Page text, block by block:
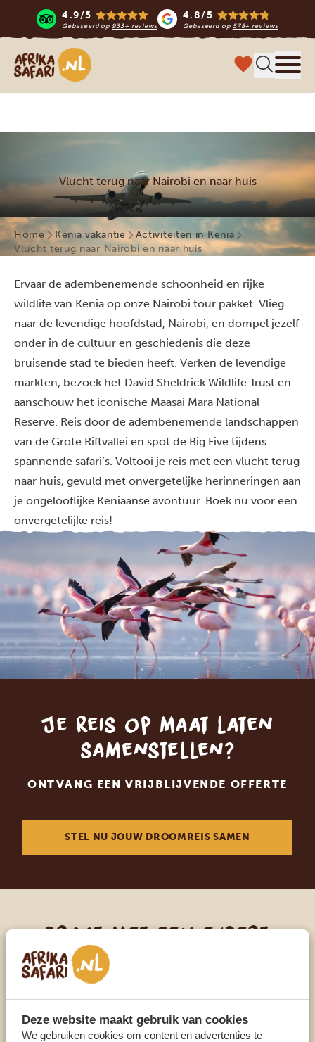
Deze website maakt gebruik van cookies
We gebruiken cookies om content en advertenties te
4.9/5
Gebaseerd op 933+ reviews
4.8/5
Gebaseerd op 578+ reviews
Afrika safari
Vlucht terug naar Nairobi en naar huis
Home Kenia vakantie
Activiteiten in Kenia
Vlucht terug naar Nairobi en naar huis
Ervaar de adembenemende schoonheid en rijke
wildlife van Kenia op onze Nairobi tour pakket. Vlieg
naar de levendige hoofdstad, Nairobi, en dompel jezelf
onder in de cultuur en geschiedenis die deze
bruisende stad te bieden heeft. Verken de levendige
markten, bezoek het David Sheldrick Wildlife Trust en
aanschouw het iconische Maasai Mara National
Reserve. Reis door de adembenemende landschappen
van de Grote Riftvallei en spot de Big Five tijdens
spannende safari’s. Voltooi je reis met een vlucht terug
naar huis, gevuld met onvergetelijke herinneringen aan
je ongelooflijke Keniaanse avontuur. Boek nu voor een
onvergetelijke reis!
Je reis op maat laten
samenstellen?
ONTVANG EEN VRIJBLIJVENDE OFFERTE
STEL NU JOUW DROOMREIS SAMEN
Praat met een expert
ONZE SPECIALISTEN STAAN VOOR JE KLAAR
NL:+31 174 700 212